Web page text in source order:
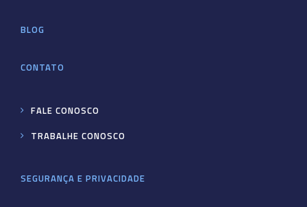
BLOG
CONTATO
FALE CONOSCO
TRABALHE CONOSCO
SEGURANÇA E PRIVACIDADE